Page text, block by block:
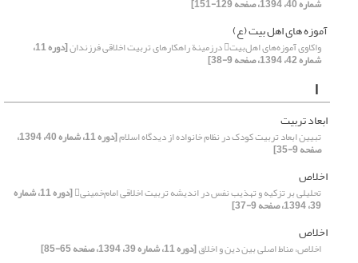
شماره 40، 1394، صفحه 129-151]
آموزه های اهل بیت (ع)
واکاوی آموزه‌های اهل‌بیت در‌زمینة راهکارهای تربیت اخلاقی فرزندان [دوره 11،
شماره 42، 1394، صفحه 9-38]
ا
ابعاد تربیت
تبیین ابعاد تربیت کودک در نظام خانواده از دیدگاه اسلام [دوره 11، شماره 40، 1394،
صفحه 9-35]
اخلاص
تحلیلی بر تزکیه و تهذیب نفس در اندیشه تربیت اخلاقی امام‌خمینی [دوره 11، شماره
39، 1394، صفحه 9-37]
اخلاص
اخلاص، مناط اصلی بین دین و اخلاق[دوره 11، شماره 39، 1394، صفحه 65-85]